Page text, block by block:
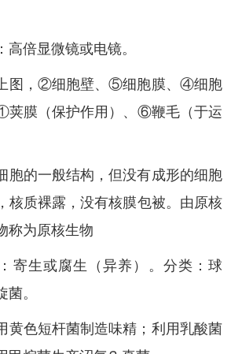
高倍显微镜或电镜。
图，②细胞壁、⑤细胞膜、④细胞
膜（保护作用）、⑥鞭毛（于运
胞的一般结构，但没有成形的细胞
核质裸露，没有核膜包被。由原核
称为原核生物
寄生或腐生（异养）。分类：球
。
黄色短杆菌制造味精；利用乳酸菌